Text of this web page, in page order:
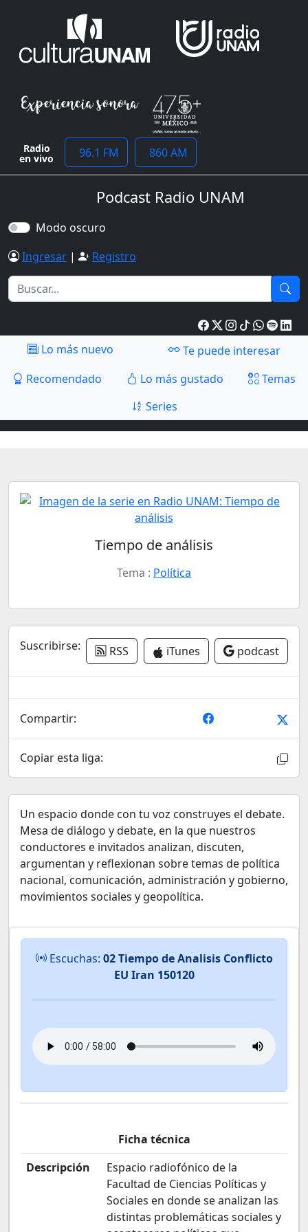
Radio
en vivo 96.1 FM 860 AM
Podcast Radio UNAM
Modo oscuro
Ingresar | Registro
Lo más nuevo
Te puede interesar
Recomendado
Lo más gustado
Temas
Series
Tiempo de análisis
Tema : Política
Suscribirse: RSS iTunes podcast
Compartir:
Copiar esta liga:
Un espacio donde con tu voz construyes el debate.
Mesa de diálogo y debate, en la que nuestros
conductores e invitados analizan, discuten,
argumentan y reflexionan sobre temas de política
nacional, comunicación, administración y gobierno,
movimientos sociales y geopolítica.
Escuchas: 02 Tiempo de Analisis Conflicto
EU Iran 150120
Ficha técnica
Descripción
Espacio radiofónico de la
Facultad de Ciencias Políticas y
Sociales en donde se analizan las
distintas problemáticas sociales y